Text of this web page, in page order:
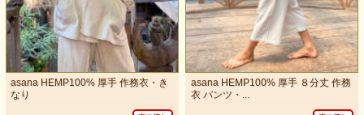
asana HEMP100% 厚手 作務衣・き
なり
asana HEMP100% 厚手 ８分丈 作務
衣 パンツ・...